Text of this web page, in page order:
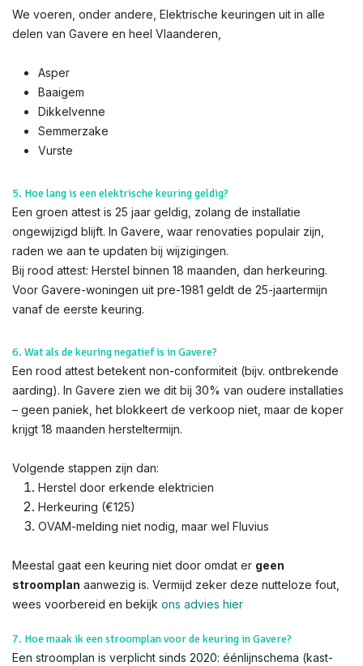
We voeren, onder andere, Elektrische keuringen uit in alle
delen van Gavere en heel Vlaanderen,
Asper
Baaigem
Dikkelvenne
Semmerzake
Vurste
5. Hoe lang is een elektrische keuring geldig?
Een groen attest is 25 jaar geldig, zolang de installatie
ongewijzigd blijft. In Gavere, waar renovaties populair zijn,
raden we aan te updaten bij wijzigingen.
Bij rood attest: Herstel binnen 18 maanden, dan herkeuring.
Voor Gavere-woningen uit pre-1981 geldt de 25-jaartermijn
vanaf de eerste keuring.
6. Wat als de keuring negatief is in Gavere?
Een rood attest betekent non-conformiteit (bijv. ontbrekende
aarding). In Gavere zien we dit bij 30% van oudere installaties
– geen paniek, het blokkeert de verkoop niet, maar de koper
krijgt 18 maanden hersteltermijn.
Volgende stappen zijn dan:
Herstel door erkende elektricien
Herkeuring (€125)
OVAM-melding niet nodig, maar wel Fluvius
Meestal gaat een keuring niet door omdat er geen
stroomplan aanwezig is. Vermijd zeker deze nutteloze fout,
wees voorbereid en bekijk ons advies hier
7. Hoe maak ik een stroomplan voor de keuring in Gavere?
Een stroomplan is verplicht sinds 2020: éénlijnschema (kast-